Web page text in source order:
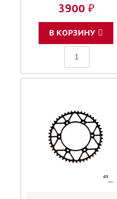
зубов 48 / DRC JTR210
1-3559-48 41202-KZ3-
3900 ₽
В КОРЗИНУ